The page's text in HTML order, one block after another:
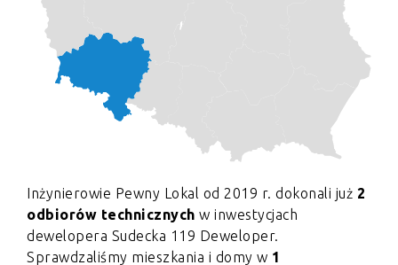
Inżynierowie Pewny Lokal od 2019 r. dokonali już 2
odbiorów technicznych w inwestycjach
dewelopera Sudecka 119 Deweloper.
Sprawdzaliśmy mieszkania i domy w 1